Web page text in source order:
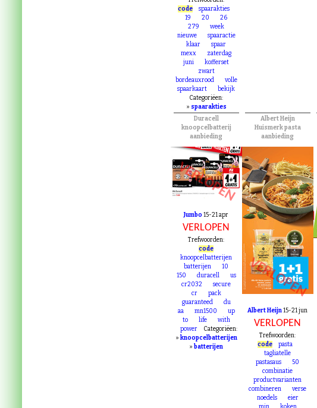
code
spaarakties
19
20
26
279
week
nieuwe
spaaractie
klaar
spaar
mexx
zaterdag
juni
kofferset
zwart
bordeauxrood
volle
spaarkaart
bekijk
Categoriëen:
» spaarakties
Duracell
knoopcelbatterij
aanbieding
VERLOPEN
Jumbo 15-21 apr
VERLOPEN
Trefwoorden:
code
knoopcelbatterijen
batterijen
10
150
duracell
us
cr2032
secure
cr
pack
guaranteed
du
aa
mn1500
up
to
life
with
power
Categoriëen:
» knoopcelbatterijen
»batterijen
Albert Heijn
Huismerk pasta
aanbieding
VERLOPEN
Albert Heijn15-21 jun
VERLOPEN
Trefwoorden:
code
pasta
tagliatelle
pastasaus
50
combinatie
productvarianten
combineren
verse
noedels
eier